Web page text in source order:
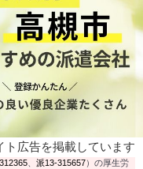
ト広告を掲載しています
、 派13-315657）の厚生労